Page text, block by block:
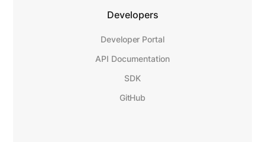
Developers
Developer Portal
API Documentation
SDK
GitHub